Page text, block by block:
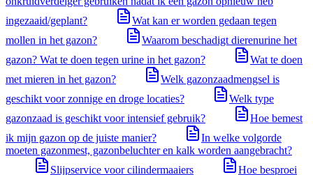
ingezaaid/geplant?
Wat kan er worden gedaan tegen
mollen in het gazon?
Waarom beschadigt dierenurine het
gazon? Wat te doen tegen urine in het gazon?
Wat te doen
met mieren in het gazon?
Welk gazonzaadmengsel is
geschikt voor zonnige en droge locaties?
Welk type
gazonzaad is geschikt voor intensief gebruik?
Hoe bemest
ik mijn gazon op de juiste manier?
In welke volgorde
moeten gazonmest, gazonbeluchter en kalk worden aangebracht?
Slijpservice voor cilindermaaiers
Hoe besproei